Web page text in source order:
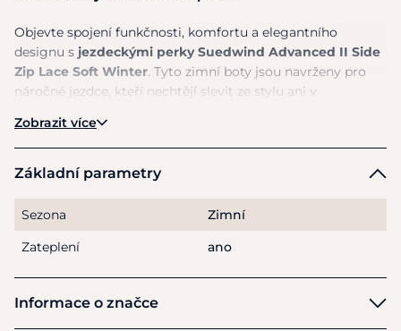
Objevte spojení funkčnosti, komfortu a elegantního
designu s jezdeckými perky Suedwind Advanced II Side
Zip Lace Soft Winter. Tyto zimní boty jsou navrženy pro
náročné jezdce, kteří nechtějí slevit ze stylu ani v
Hlavní výhody:
Vodoodpudivá kůže
chladem, ideální pro zimní měsíce
zajišťuje hřejivý komfort
Boční YKK® zip– snadné obouvání a zouvání bez
Zobrazit více
Základní parametry
Sezona
Zimní
Zateplení
ano
Informace o značce